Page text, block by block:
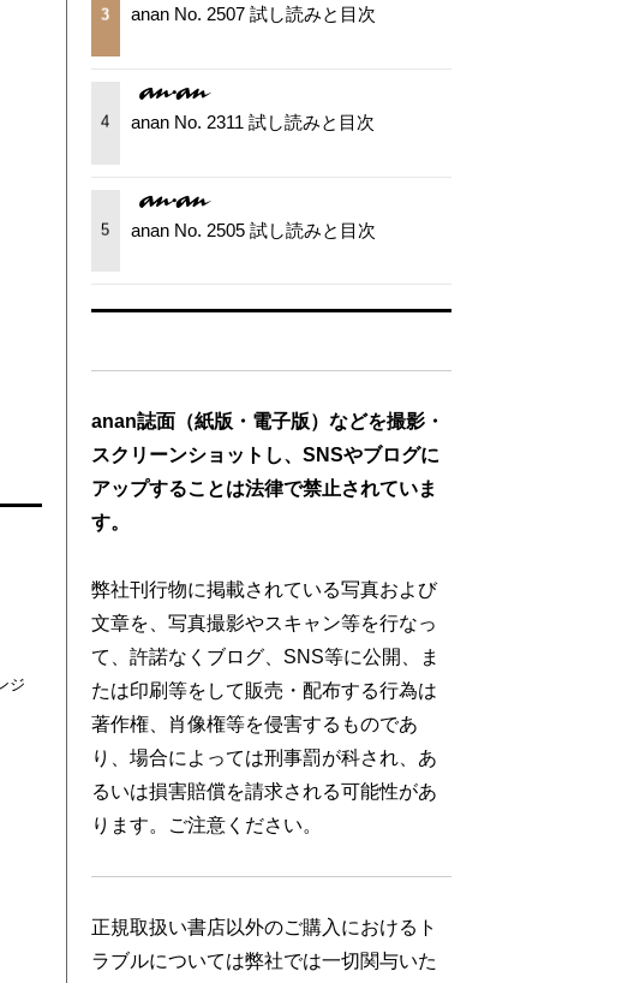
ジ
3 anan No. 2507 試し読みと目次
4 anan No. 2311 試し読みと目次
5 anan No. 2505 試し読みと目次
anan誌面（紙版・電子版）などを撮影・
スクリーンショットし、SNSやブログに
アップすることは法律で禁止されていま
す。
弊社刊行物に掲載されている写真および
文章を、写真撮影やスキャン等を行なっ
て、許諾なくブログ、SNS等に公開、ま
たは印刷等をして販売・配布する行為は
著作権、肖像権等を侵害するものであ
り、場合によっては刑事罰が科され、あ
るいは損害賠償を請求される可能性があ
ります。ご注意ください。
正規取扱い書店以外のご購入におけるト
ラブルについては弊社では一切関与いた